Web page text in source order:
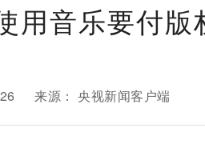
用音乐要付
来源： 央视新闻客户端